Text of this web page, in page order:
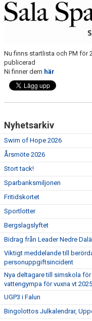
SIM-SHOP
KALENDER
Nu finns startlista och PM för
publicerad
Ni finner dem här
Nyhetsarkiv
Swim of Hope 2026
Årsmöte 2026
Stort tack!
Sparbanksmiljonen
Fritidskortet
Sportlotter
Bergslagslyftet
Bidrag från Leader Nedre
Viktigt meddelande till
personuppgiftsincident
Nya deltagare till simskola
vattengympa för vuxna vt
UGP3 i Falun
Bingolottos Julkalendrar,